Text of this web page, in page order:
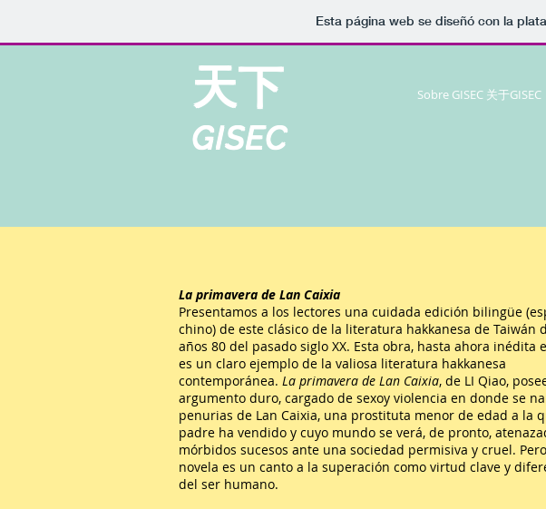
Esta página web se diseñó con la
天下
GISEC
Sobre GISEC 关于GISEC
La primavera de Lan Caixia
Presentamos a los lectores una cuidada edición bilingüe
chino) de este clásico de la literatura hakkanesa de Taiwán
años 80 del pasado siglo XX. Esta obra, hasta ahora inédita
es un claro ejemplo de la valiosa literatura hakkanesa
contemporánea. La primavera de Lan Caixia, de LI Qiao,
argumento duro, cargado de sexoy violencia en donde se
penurias de Lan Caixia, una prostituta menor de edad a la
padre ha vendido y cuyo mundo se verá, de pronto,
mórbidos sucesos ante una sociedad permisiva y cruel.
novela es un canto a la superación como virtud clave y
del ser humano.